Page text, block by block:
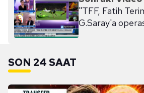
"TFF, Fatih
G.Saray'a
SON 24 SAAT